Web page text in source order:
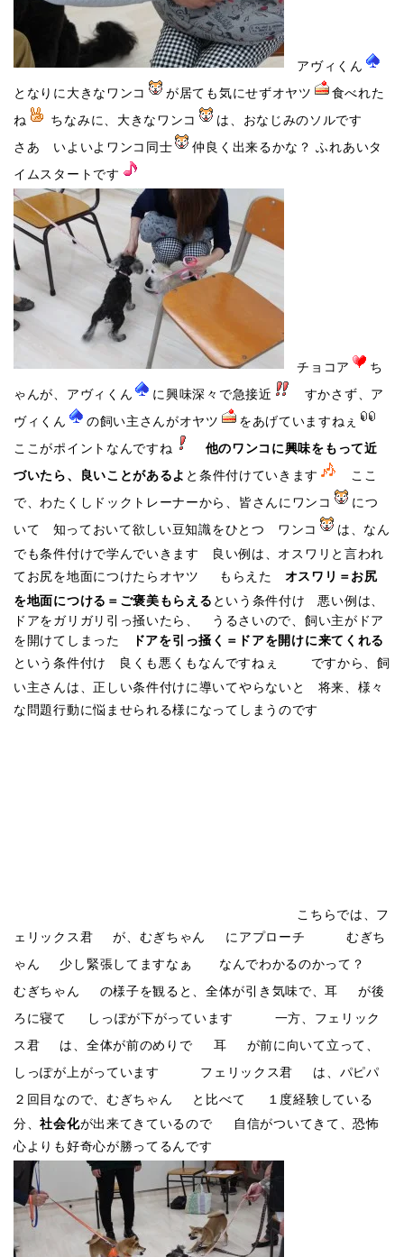
アヴィくん
となりに大きなワンコ
が居ても気にせずオヤツ
食べれた
ね
ちなみに、大きなワンコ
は、おなじみのソルです
さあ いよいよワンコ同士
仲良く出来るかな？ ふれあいタ
イムスタートです
チョコア
ち
ゃんが、アヴィくん
に興味深々で急接近
すかさず、ア
ヴィくん
の飼い主さんがオヤツ
をあげていますねぇ
ここがポイントなんですね
他のワンコに興味をもって近
づいたら、良いことがあるよ と条件付けていきます
ここ
で、わたくしドックトレーナーから、皆さんにワンコ
につ
いて 知っておいて欲しい豆知識をひとつ ワンコ
は、なん
でも条件付けで学んでいきます 良い例は、オスワリと言われ
てお尻を地面につけたらオヤツ
もらえた オスワリ＝お尻
を地面につける＝ご褒美もらえる という条件付け 悪い例は、
ドアをガリガリ引っ掻いたら、 うるさいので、飼い主がドア
を開けてしまった
ドアを引っ掻く＝ドアを開けに来てくれる
という条件付け 良くも悪くもなんですねぇ
ですから、飼
い主さんは、正しい条件付けに導いてやらないと 将来、様々
な問題行動に悩ませられる様になってしまうのです
こちらでは、フ
ェリックス君
が、むぎちゃん にアプローチ
むぎち
ゃん
少し緊張してますなぁ なんでわかるのかって？
むぎちゃん
の様子を観ると、全体が引き気味で、耳
が後
ろに寝て しっぽが下がっています
一方、フェリック
ス君
は、全体が前のめりで 耳
が前に向いて立って、
しっぽが上がっています
フェリックス君
は、パピパ
２回目なので、むぎちゃん
と比べて １度経験している
分、社会化が出来てきているので 自信がついてきて、恐怖
心よりも好奇心が勝ってるんです